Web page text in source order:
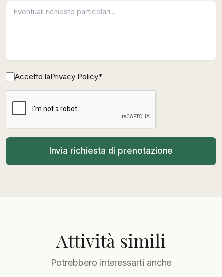
Accetto laPrivacy Policy*
Invia richiesta di prenotazione
Attività simili
Potrebbero interessarti anche